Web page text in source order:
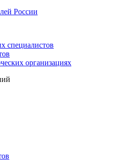
России
специалистов
организациях